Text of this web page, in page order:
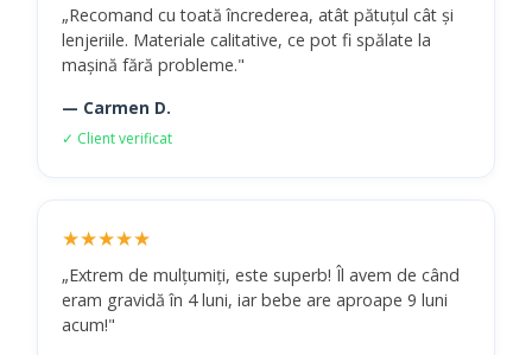
„Recomand cu toată încrederea, atât pătuțul cât și
lenjeriile. Materiale calitative, ce pot fi spălate la
mașină fără probleme."
— Carmen D.
✓ Client verificat
★★★★★
„Extrem de mulțumiți, este superb! Îl avem de când
eram gravidă în 4 luni, iar bebe are aproape 9 luni
acum!"